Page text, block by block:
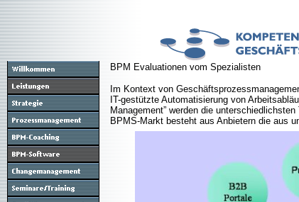
BPM Evaluationen vom Spezialisten
Im Kontext von
IT-gestützte Automatisierung von
Management” werden die
BPMS-Markt besteht aus Anbietern die aus